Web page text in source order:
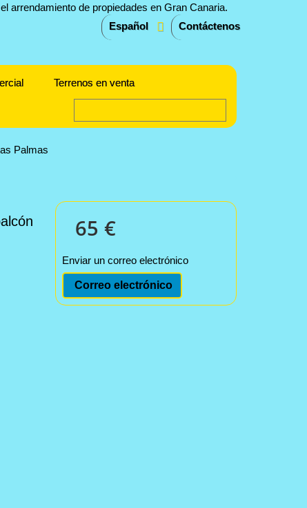
Contáctenos
Español
Terrenos en venta
Palmas
65 €
Enviar un correo electrónico
Correo electrónico